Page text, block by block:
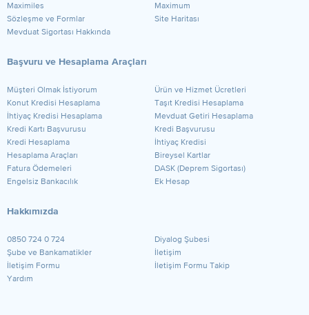
Maximiles
Maximum
Sözleşme ve Formlar
Site Haritası
Mevduat Sigortası Hakkında
Başvuru ve Hesaplama Araçları
Müşteri Olmak İstiyorum
Ürün ve Hizmet Ücretleri
Konut Kredisi Hesaplama
Taşıt Kredisi Hesaplama
İhtiyaç Kredisi Hesaplama
Mevduat Getiri Hesaplama
Kredi Kartı Başvurusu
Kredi Başvurusu
Kredi Hesaplama
İhtiyaç Kredisi
Hesaplama Araçları
Bireysel Kartlar
Fatura Ödemeleri
DASK (Deprem Sigortası)
Engelsiz Bankacılık
Ek Hesap
Hakkımızda
0850 724 0 724
Diyalog Şubesi
Şube ve Bankamatikler
İletişim
İletişim Formu
İletişim Formu Takip
Yardım